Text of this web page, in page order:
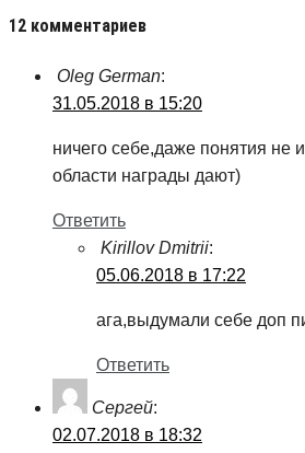
12 комментариев
Oleg German:
31.05.2018 в 15:20
ничего себе,даже понятия не
области награды дают)
Ответить
Kirillov Dmitrii:
05.06.2018 в 17:22
ага,выдумали себе доп
Ответить
Сергей:
02.07.2018 в 18:32